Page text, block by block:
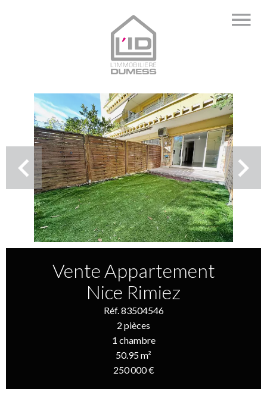
Vente Appartement
Nice Rimiez
Réf. 83504546
2 pièces
1 chambre
50.95 m²
250 000 €